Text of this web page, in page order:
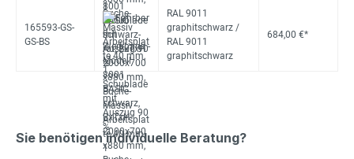
165593-GS-
GS-BS
RAL 9011
graphitschwarz /
RAL 9011
graphitschwarz
684,00 €*
Sie benötigen individuelle Beratung?